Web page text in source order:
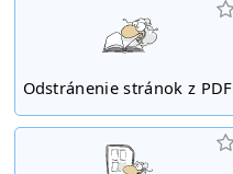
Odstránenie stránok z PDF